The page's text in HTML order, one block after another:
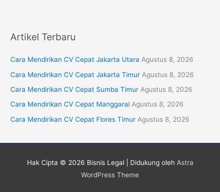
Artikel Terbaru
Cara Mendirikan CV Cepat Jakarta Utara Agustus 8, 2026
Cara Mendirikan CV Cepat Jakarta Timur Agustus 8, 2026
Cara Mendirikan CV Cepat Sumba Timur Agustus 8, 2026
Cara Mendirikan CV Cepat Manggarai Agustus 8, 2026
Cara Mendirikan CV Cepat Flores Timur Agustus 8, 2026
Hak Cipta © 2026 Bisnis Legal| Didukung oleh Astra
WordPress Theme